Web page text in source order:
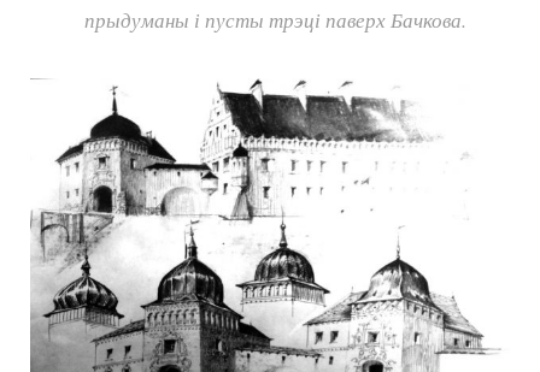
прыдуманы і пусты трэці паверх Бачкова.